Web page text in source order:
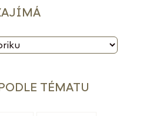
TÉMATU